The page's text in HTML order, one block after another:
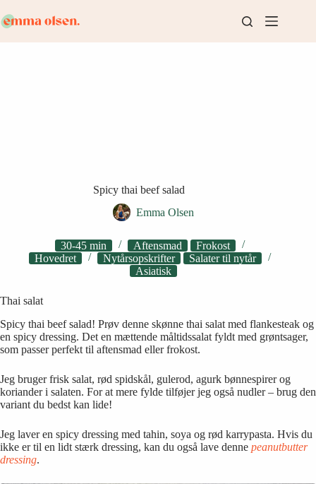
til
indhold
Spicy thai beef salad
Emma Olsen
30-45 min Aftensmad
Frokost
Hovedret
Nytårsopskrifter
Salater til nytår
Asiatisk
Thai salat
Spicy thai beef salad! Prøv denne skønne thai salat med flankesteak og
en spicy dressing. Det en mættende måltidssalat fyldt med grøntsager,
som passer perfekt til aftensmad eller frokost.
Jeg bruger frisk salat, rød spidskål, gulerod, agurk bønnespirer og
koriander i salaten. For at mere fylde tilføjer jeg også nudler – brug den
variant du bedst kan lide!
Jeg laver en spicy dressing med tahin, soya og rød karrypasta. Hvis du
ikke er til en lidt stærk dressing, kan du også lave denne peanutbutter
dressing.